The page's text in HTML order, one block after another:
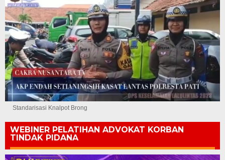
Standarisasi Knalpot Brong
WEBINER PELATIHAN ADVOKAT KORBAN
TINDAK PIDANA